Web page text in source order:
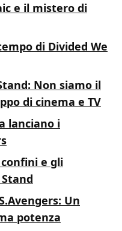
e il mistero di
di Divided We
Non siamo il
di cinema e TV
lanciano i
e gli
Un
potenza